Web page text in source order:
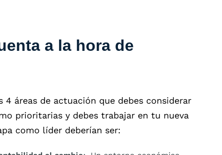
a la hora de
4 áreas de actuación que debes considerar
prioritarias y debes trabajar en tu nueva
como líder deberían ser: